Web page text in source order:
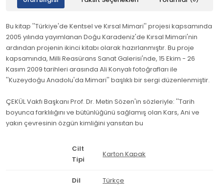
Bu kitap ''Türkiye'de Kentsel ve Kırsal Mimari'' projesi kapsamında
2005 yılında yayımlanan Doğu Karadeniz'de Kırsal Mimari'nin
ardından projenin ikinci kitabı olarak hazırlanmıştır. Bu proje
kapsamında, Milli Reasürans Sanat Galerisi'nde, 15 Ekim - 26
Kasım 2009 tarihleri arasında Ali Konyalı fotoğrafları ile
''Kuzeydoğu Anadolu'da Mimari'' başlıklı bir sergi düzenlenmiştir.
ÇEKÜL Vakfı Başkanı Prof. Dr. Metin Sözen'in sözleriyle: ''Tarih
boyunca farklılığını ve bütünlüğünü sağlamış olan Kars, Ani ve
yakın çevresinin özgün kimliğini yansıtan bu
Cilt
Tipi
Karton Kapak
Dil Türkçe